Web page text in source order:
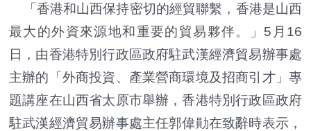
「香港和山西保持密切的經貿聯繫，香港是山西
最大的外資來源地和重要的貿易夥伴。」5月16
日，由香港特別行政區政府駐武漢經濟貿易辦事處
主辦的「外商投資、產業營商環境及招商引才」專
題講座在山西省太原市舉辦，香港特別行政區政府
駐武漢經濟貿易辦事處主任郭偉勛在致辭時表示，